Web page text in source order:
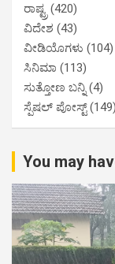
ರಾಷ್ಟ್ರ (420)
ವಿದೇಶ (43)
ವೀಡಿಯೊಗಳು (104)
ಸಿನಿಮಾ (113)
ಸುತ್ತೋಣ ಬನ್ನಿ(4)
ಸ್ಪೆಷಲ್ ಪೋಸ್ಟ್(149)
You may